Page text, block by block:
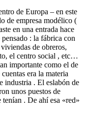
de Europa – en este
de empresa modélico (
en una entrada hace
: la fábrica con
de obreros,
el centro social , etc…
importante como el de
era la materia
industria . El eslabón de
unos puestos de
tenían . De ahí esa «red»